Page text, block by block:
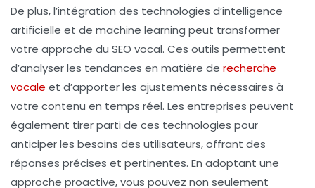
De plus, l’intégration des technologies d’intelligence
artificielle et de machine learning peut transformer
votre approche du SEO vocal. Ces outils permettent
d’analyser les tendances en matière de recherche
vocale et d’apporter les ajustements nécessaires à
votre contenu en temps réel. Les entreprises peuvent
également tirer parti de ces technologies pour
anticiper les besoins des utilisateurs, offrant des
réponses précises et pertinentes. En adoptant une
approche proactive, vous pouvez non seulement